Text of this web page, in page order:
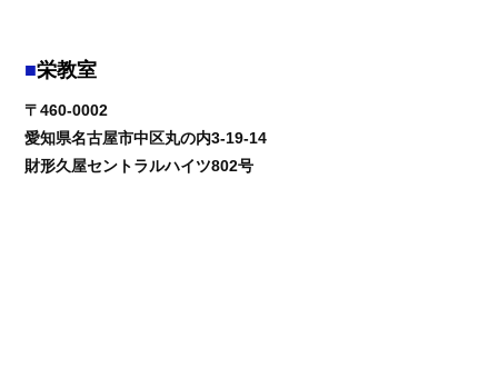
栄教室
〒460-0002
愛知県名古屋市中区丸の内3-19-14
財形久屋セントラルハイツ802号